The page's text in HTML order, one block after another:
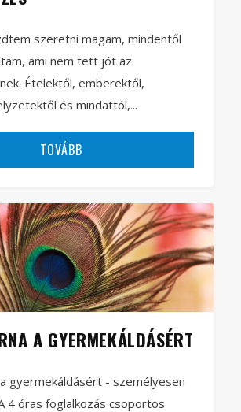
szeretni magam, mindentől
ami nem tett jót az
Ételektől, emberektől,
és mindattól,...
TOVÁBB
A GYERMEKÁLDÁSÉRT
gyermekáldásért - személyesen
4 óras foglalkozás csoportos